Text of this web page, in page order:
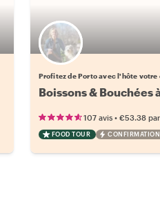
Profitez de Porto avec l'hôte votre
Boissons & Bouchées
107 avis• €53.38
FOOD TOUR